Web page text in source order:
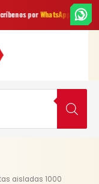
porWhatsApp Envío
aisladas 1000